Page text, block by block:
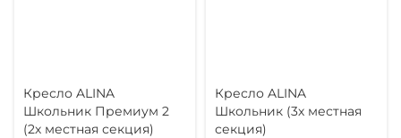
Кресло ALINA
Школьник Премиум 2
(2х местная секция)
Кресло ALINA
Школьник (3х местная
секция)